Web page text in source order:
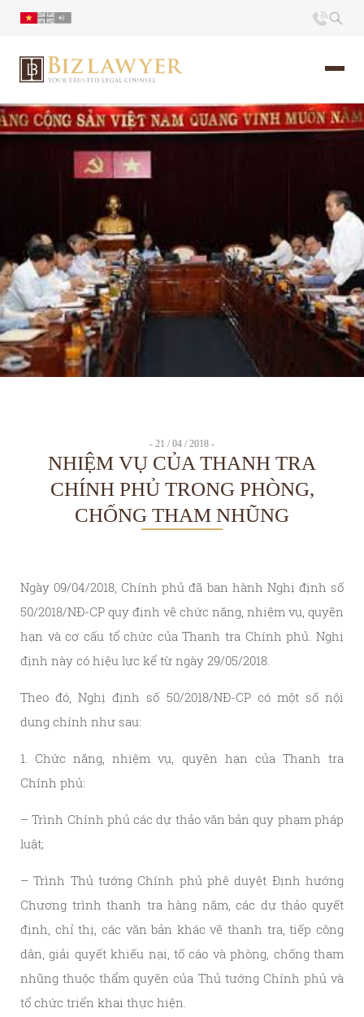
Trang chủ
Tin Tức
Liên hệ
- 21 / 04 / 2018 -
NHIỆM VỤ CỦA THANH TRA
CHÍNH PHỦ TRONG PHÒNG,
CHỐNG THAM NHŨNG
Ngày 09/04/2018, Chính phủ đã ban hành Nghị định số
50/2018/NĐ-CP quy định về chức năng, nhiệm vụ, quyền
hạn và cơ cấu tổ chức của Thanh tra Chính phủ. Nghị
định này có hiệu lực kể từ ngày 29/05/2018.
Theo đó, Nghị định số 50/2018/NĐ-CP có một số nội
dung chính như sau:
1. Chức năng, nhiệm vụ, quyền hạn của Thanh tra
Chính phủ:
– Trình Chính phủ các dự thảo văn bản quy phạm pháp
luật;
– Trình Thủ tướng Chính phủ phê duyệt Định hướng
Chương trình thanh tra hàng năm, các dự thảo quyết
định, chỉ thị, các văn bản khác về thanh tra, tiếp công
dân, giải quyết khiếu nại, tố cáo và phòng, chống tham
nhũng thuộc thẩm quyền của Thủ tướng Chính phủ và
tổ chức triển khai thực hiện.